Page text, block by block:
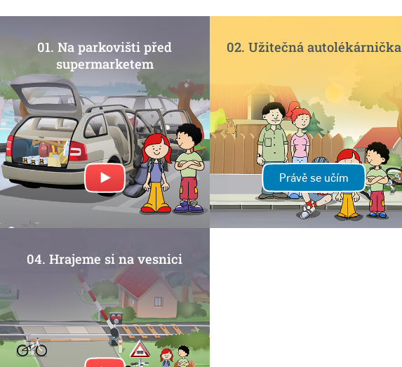
01. Na parkovišti před
supermarketem
02. Užitečná autolékárnička
Právě se učím
04. Hrajeme si na vesnici